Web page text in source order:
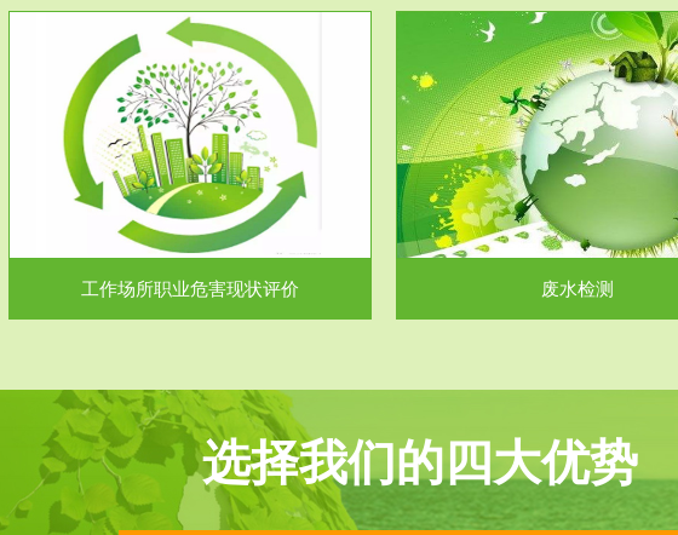
工作场所职业危害现状评价
服务范围
废水检测
废水污水检测主要是对企业工厂在生产工艺过程
中排出的废水、污水...
废水检测
服务范围
废气测试
检测范围工业废气检测包括有机
气。有机废气主要包
选择我们的四大优势